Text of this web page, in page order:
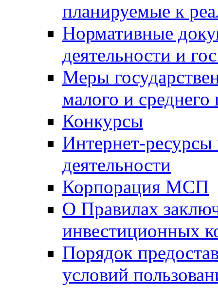
планируемые к
Нормативные
деятельности и
Меры
малого и среднего
Конкурсы
Интернет-
деятельности
Корпорация МСП
О Правилах
инвестиционных
Порядок
условий